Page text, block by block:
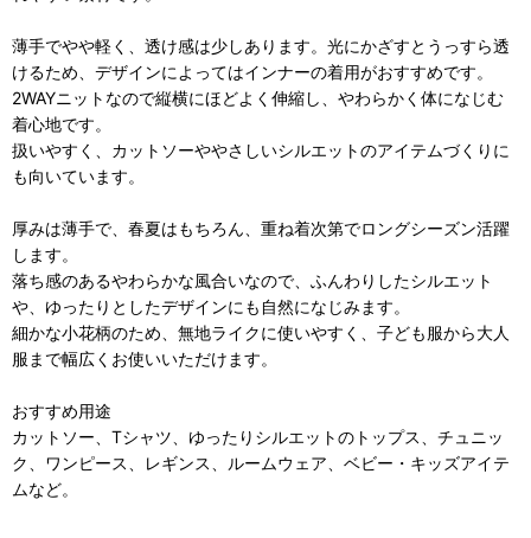
薄手でやや軽く、透け感は少しあります。光にかざすとうっすら透
けるため、デザインによってはインナーの着用がおすすめです。
2WAYニットなので縦横にほどよく伸縮し、やわらかく体になじむ
着心地です。
扱いやすく、カットソーややさしいシルエットのアイテムづくりに
も向いています。
厚みは薄手で、春夏はもちろん、重ね着次第でロングシーズン活躍
します。
落ち感のあるやわらかな風合いなので、ふんわりしたシルエット
や、ゆったりとしたデザインにも自然になじみます。
細かな小花柄のため、無地ライクに使いやすく、子ども服から大人
服まで幅広くお使いいただけます。
おすすめ用途
カットソー、Tシャツ、ゆったりシルエットのトップス、チュニッ
ク、ワンピース、レギンス、ルームウェア、ベビー・キッズアイテ
ムなど。